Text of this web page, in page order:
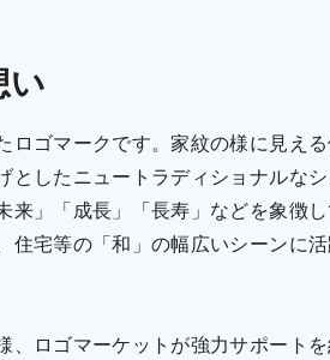
い
ロゴマークです。家紋の様に見え
としたニュートラディショナルな
来」「成長」「長寿」などを象徴
住宅等の「和」の幅広いシーンに
、ロゴマーケットが強力サポート